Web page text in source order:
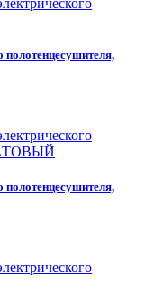
полотенцесушителя,
полотенцесушителя,